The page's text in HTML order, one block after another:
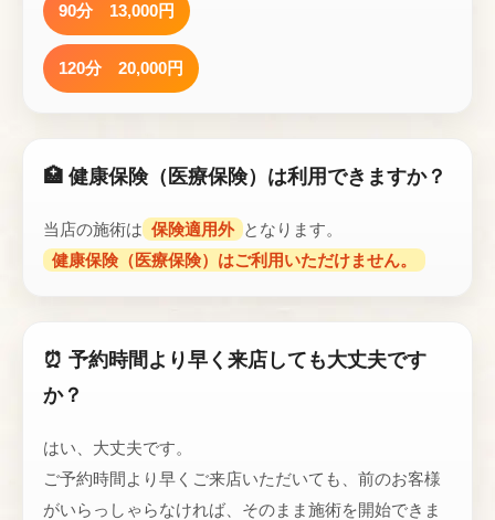
90分 13,000円
120分 20,000円
🏥 健康保険（医療保険）は利用できますか？
当店の施術は 保険適用外 となります。
健康保険（医療保険）はご利用いただけません。
⏰ 予約時間より早く来店しても大丈夫です
か？
はい、大丈夫です。
ご予約時間より早くご来店いただいても、前のお客様
がいらっしゃらなければ、そのまま施術を開始できま